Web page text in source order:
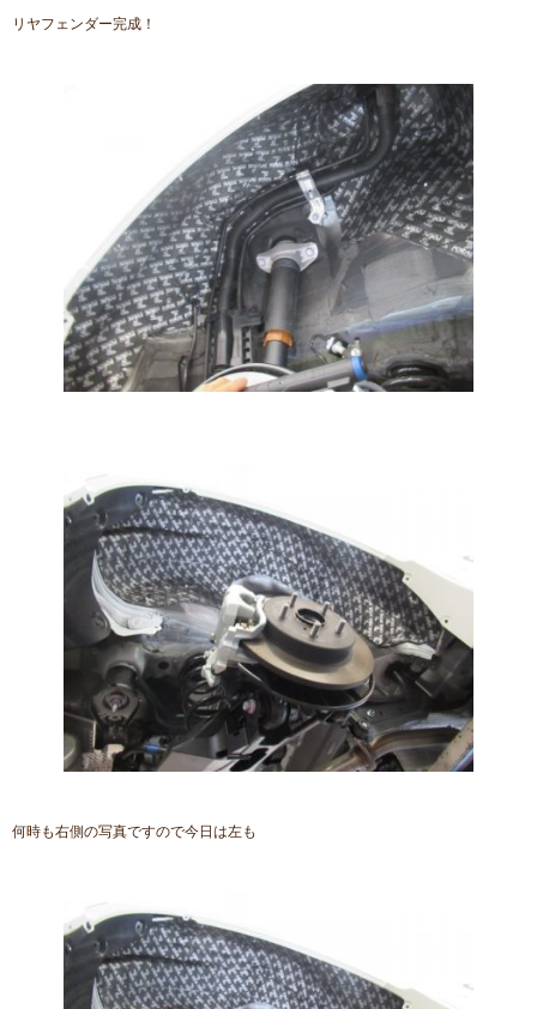
リヤフェンダー完成！
何時も右側の写真ですので今日は左も